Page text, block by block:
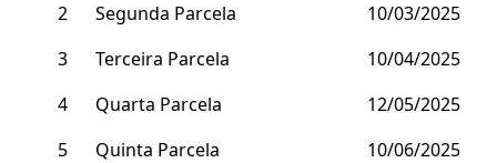
2 Segunda Parcela
10/03/2025
3
Terceira Parcela
10/04/2025
4
Quarta Parcela
12/05/2025
5
Quinta Parcela
10/06/2025